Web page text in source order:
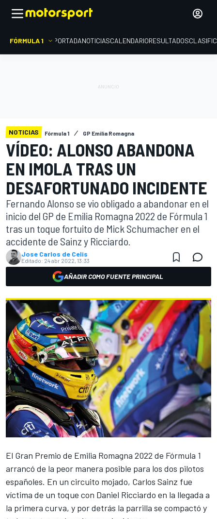
FÓRMULA 1 PORTADANOTICIASCALENDARIORESULTADOS
NOTICIAS Fórmula 1 GP Emilia Romagna
VÍDEO: ALONSO ABANDONA
EN IMOLA TRAS UN
DESAFORTUNADO INCIDENTE
Fernando Alonso se vio obligado a abandonar en el
inicio del GP de Emilia Romagna 2022 de Fórmula 1
tras un toque fortuito de Mick Schumacher en el
accidente de Sainz y Ricciardo.
Jose Carlos de Celis
Editado: 24 abr 2022, 13:33
AÑADIR COMO FUENTE PRINCIPAL
El Gran Premio de Emilia Romagna 2022 de Fórmula 1
arrancó de la peor manera posible para los dos pilotos
españoles. En un circuito mojado, Carlos Sainz fue
víctima de un toque con Daniel Ricciardo en la llegada a
la primera curva, y por detrás la parrilla se compactó y